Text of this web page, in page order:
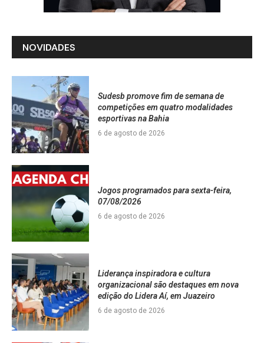
NOVIDADES
Sudesb promove fim de semana de
competições em quatro modalidades
esportivas na Bahia
6 de agosto de 2026
Jogos programados para sexta-feira,
07/08/2026
6 de agosto de 2026
Liderança inspiradora e cultura
organizacional são destaques em nova
edição do Lidera Aí, em Juazeiro
6 de agosto de 2026